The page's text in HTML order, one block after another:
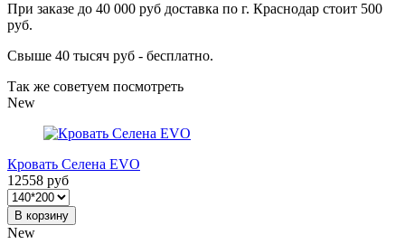
При заказе до 40 000 руб доставка по г. Краснодар стоит 500
руб.
Свыше 40 тысяч руб - бесплатно.
Так же советуем посмотреть
New
Кровать Селена EVO
12558 руб
В корзину
New